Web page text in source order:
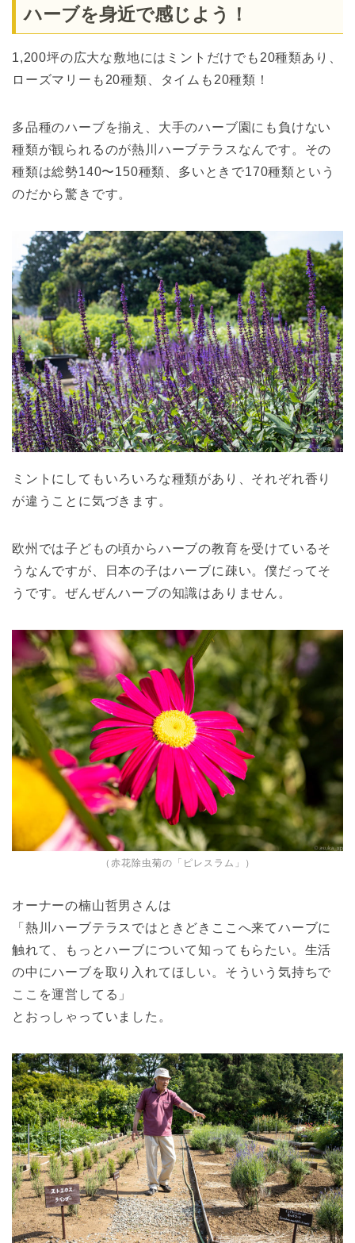
ハーブを身近で感じよう！
1,200坪の広大な敷地にはミントだけでも20種類あり、
ローズマリーも20種類、タイムも20種類！
多品種のハーブを揃え、大手のハーブ園にも負けない
種類が観られるのが熱川ハーブテラスなんです。その
種類は総勢140〜150種類、多いときで170種類という
のだから驚きです。
ミントにしてもいろいろな種類があり、それぞれ香り
が違うことに気づきます。
欧州では子どもの頃からハーブの教育を受けているそ
うなんですが、日本の子はハーブに疎い。僕だってそ
うです。ぜんぜんハーブの知識はありません。
（赤花除虫菊の「ピレスラム」）
オーナーの楠山哲男さんは
「熱川ハーブテラスではときどきここへ来てハーブに
触れて、もっとハーブについて知ってもらたい。生活
の中にハーブを取り入れてほしい。そういう気持ちで
ここを運営してる」
とおっしゃっていました。